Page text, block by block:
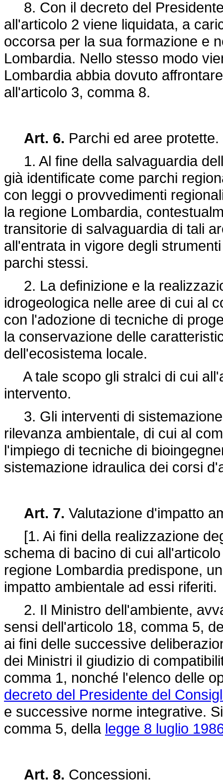
8. Con il decreto del
all'articolo 2 viene liquidata, a
occorsa per la sua formazione e
Lombardia. Nello stesso modo
Lombardia abbia dovuto
all'articolo 3, comma 8.
Art. 6. Parchi ed aree protette.
1. Al fine della salvaguardia
già identificate come parchi
con leggi o provvedimenti
la regione Lombardia,
transitorie di salvaguardia di tali
all'entrata in vigore degli
parchi stessi.
2. La definizione e la
idrogeologica nelle aree di cui al
con l'adozione di tecniche di
la conservazione delle
dell'ecosistema locale.
A tale scopo gli stralci di cui
intervento.
3. Gli interventi di
rilevanza ambientale, di cui al
l'impiego di tecniche di
sistemazione idraulica dei corsi
Art. 7. Valutazione d'impatto
[1. Ai fini della realizzazione
schema di bacino di cui
regione Lombardia predispone,
impatto ambientale ad essi riferiti.
2. Il Ministro dell'ambiente,
sensi dell'articolo 18, comma 5,
ai fini delle successive
dei Ministri il giudizio di
comma 1, nonché l'elenco delle
decreto del Presidente del
e successive norme integrative.
comma 5, della legge 8 luglio
Art. 8. Concessioni.